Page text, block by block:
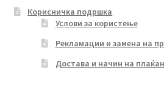
Корисничка подршка
Услови за користење
Рекламации и замена на
Достава и начин на